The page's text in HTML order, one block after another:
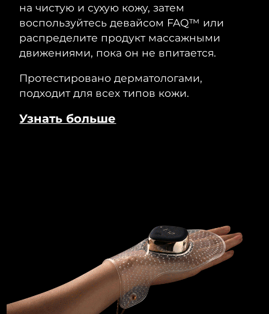
на чистую и сухую кожу, затем
воспользуйтесь девайсом FAQ™ или
распределите продукт массажными
движениями, пока он не впитается.
Протестировано дерматологами,
подходит для всех типов кожи.
Узнать больше